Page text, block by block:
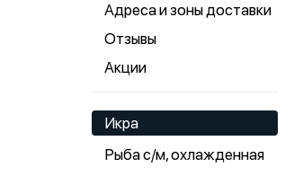
Адреса и зоны доставки
Отзывы
Акции
Икра
Рыба с/м, охлажденная